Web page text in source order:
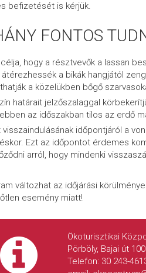
befizetését is kérjük.
FONTOS
hogy a résztvevők a lassan
átérezhessék a bikák hangjától
a közelükben bőgő
határait jelzőszalaggal
az időszakban tilos az erdő
visszaindulásának időpontjáról a
Ezt az időpontot érdemes
arról, hogy mindenki
változhat az időjárási
esemény miatt!
Ökoturisztikai
Pörböly, Bajai út
Telefon: 30 243-